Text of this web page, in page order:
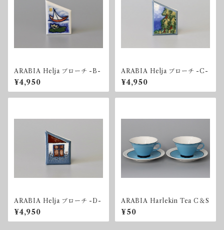
ARABIA Helja ブローチ -B-
¥4,950
ARABIA Helja ブローチ -C-
¥4,950
ARABIA Helja ブローチ -D-
¥4,950
ARABIA Harlekin Tea C＆S
¥50